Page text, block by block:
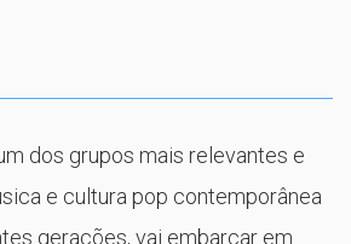
dos grupos mais relevantes e
e cultura pop contemporânea
gerações, vai embarcar em